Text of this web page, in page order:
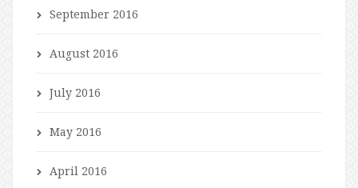
September 2016
August 2016
July 2016
May 2016
April 2016